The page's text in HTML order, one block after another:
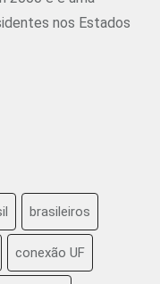
nos Estados
brasileiros
conexão UF